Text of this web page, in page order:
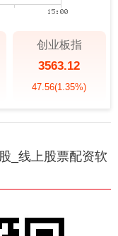
创业板指
3563.12
47.56(1.35%)
_线上股票配资软